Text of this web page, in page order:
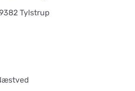
8
Tylstrup